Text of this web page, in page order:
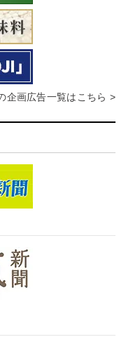
企画広告一覧はこちら >